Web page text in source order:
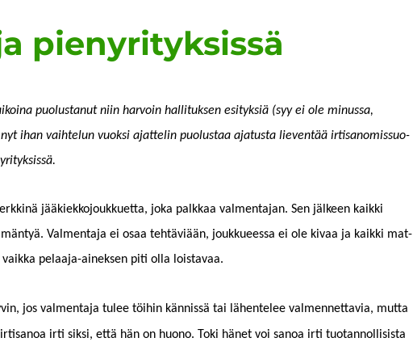
pienyrityksissä
puo­lus­tanut niin har­voin hal­li­tuk­sen esi­tyk­siä (syy ei ole minus­sa,
ihan vai­htelun vuok­si ajat­telin puo­lus­taa aja­tus­ta lieven­tää irti­sanomis­suo­
jääkiekko­joukkuet­ta, joka palkkaa val­men­ta­jan. Sen jäl­keen kaik­ki
Val­men­ta­ja ei osaa tehtäviään, joukkueessa ei ole kivaa ja kaik­ki mat­
pelaa­ja-ainek­sen piti olla loistavaa.
jos val­men­ta­ja tulee töi­hin kän­nis­sä tai lähen­telee val­men­net­tavia, mut­ta
irti sik­si, että hän on huono. Toki hänet voi sanoa irti tuotan­nol­li­sista